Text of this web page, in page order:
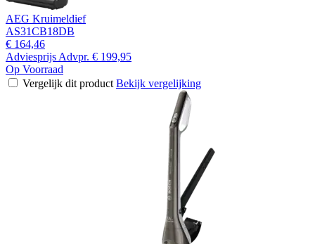
AEG Kruimeldief
AS31CB18DB
€ 164,46
Adviesprijs Advpr. € 199,95
Op Voorraad
Vergelijk dit product Bekijk vergelijking